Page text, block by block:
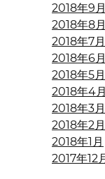
2018年9月
2018年8月
2018年7月
2018年6月
2018年5月
2018年4月
2018年3月
2018年2月
2018年1月
2017年12